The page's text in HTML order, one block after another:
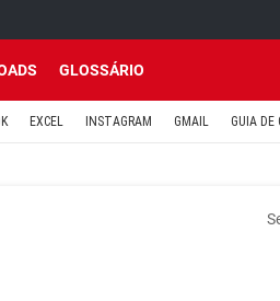
GLOSSÁRIO
EXCEL INSTAGRAM GMAIL GUIA DE